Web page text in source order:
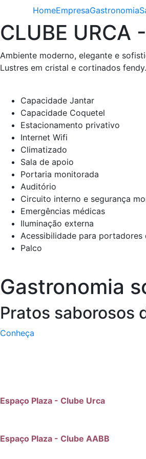
HomeEmpresaGastronomia
CLUBE URCA
Ambiente moderno, elegante e
Lustres em cristal e cortinados fendy.
Capacidade Jantar
Capacidade Coquetel
Estacionamento privativo
Internet Wifi
Climatizado
Sala de apoio
Portaria monitorada
Auditório
Circuito interno e segurança
Emergências médicas
Iluminação externa
Acessibilidade para portadores
Palco
Gastronomia
Pratos saborosos
Conheça
Espaço Plaza - Clube Urca
Espaço Plaza - Clube AABB